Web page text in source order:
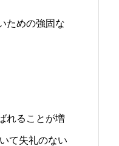
ための強固な
れることが増
て失礼のない